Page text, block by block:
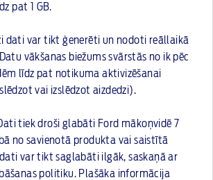
pat 1 GB.
dati var tikt ģenerēti un nodoti reāllaikā
vākšanas biežums svārstās no ik pēc
līdz pat notikuma aktivizēšanai
vai izslēdzot aizdedzi).
Dati tiek droši glabāti Ford mākoņvidē 7
no savienotā produkta vai saistītā
var tikt saglabāti ilgāk, saskaņā ar
politiku. Plašāka informācija